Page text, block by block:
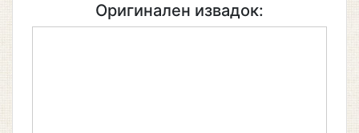
Оригинален извадок: